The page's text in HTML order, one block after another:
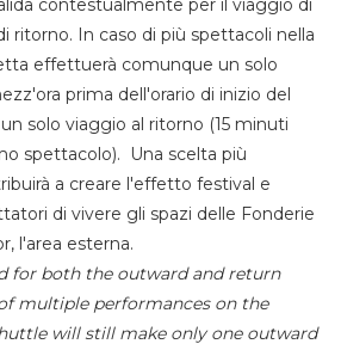
contestualmente per il viaggio di
ritorno. In caso di più spettacoli nella
effettuerà comunque un solo
prima dell'orario di inizio del
solo viaggio al ritorno (15 minuti
spettacolo). Una scelta più
a creare l'effetto festival e
di vivere gli spazi delle Fonderie
l'area esterna.
for both the outward and return
multiple performances on the
will still make only one outward